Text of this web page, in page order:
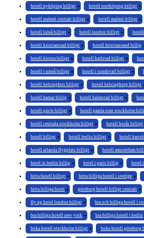
hotell nyköping billigt hotell norrköping billigt
hotell malmö centralt billigt hotell malmö billigt
hotell luleå billigt hotell london billigt
hotell kristianstad billigt hotell kristiansand billig
hotell kiruna billigt hotell karlstad billigt
hotell i umeå billigt hotell i sundsvall billigt
hotell helsingfors billigt hotell helsingborg billigt
hotell hamar billig hotell halmstad billigt
hotell gävle billigt hotell gamla stan stockholm
hotell centrala stockholm billigt hotell borås billigt
hotell billigt hotell berlin billigt hotell
hotell arlanda flygplats billigt hotell amsterdam
hotel in berlin billig hotel i paris billig hotel
hitta hotell billigt hitta billiga hotell i sverige
hitta billiga hotel göteborg hotell billigt centralt
fly og hotel london billigt bra och billiga hotell i
bra billiga hotell new york bra billiga hotell i berlin
boka hotell stockholm billigt boka hotell göteborg